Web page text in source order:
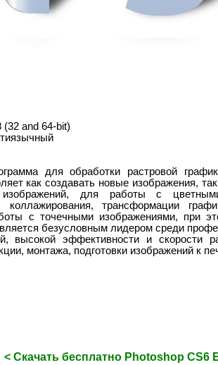
and 64-bit)
для обработки растровой
как создавать новые изображения,
изображений, для работы с
коллажирования, трансформации
с точечными изображениями, при
безусловным лидером среди
высокой эффективности и скорости
монтажа, подготовки изображений к
< Скачать бесплатно Photoshop CS6